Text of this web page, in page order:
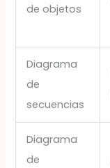
de objetos
Diagrama
de
secuencias
Diagrama
de